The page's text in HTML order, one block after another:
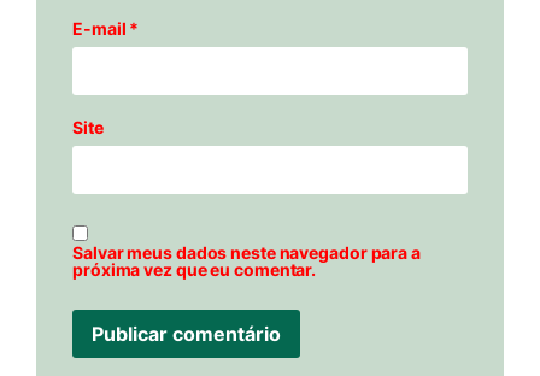
E-mail *
Site
Salvar meus dados neste navegador para a
próxima vez que eu comentar.